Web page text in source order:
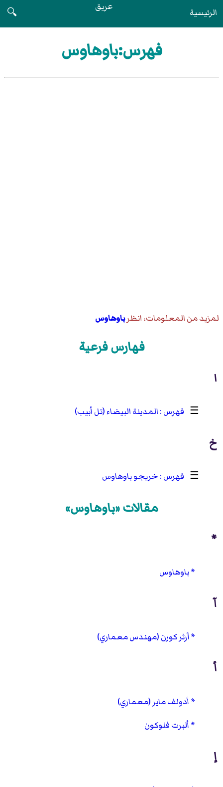
الرئيسية عريق
🔍
فهرس:باوهاوس
لمزيد من المعلومات، انظرباوهاوس
فهارس فرعية
ا
☰ المدينة البيضاء (تل أبيب)
خ
☰ خريجو باوهاوس
مقالات «باوهاوس»
*
باوهاوس
آ
آرثر كورن (مهندس معماري)
أ
أدولف ماير (معماري)
ألبرت فلوكون
إ